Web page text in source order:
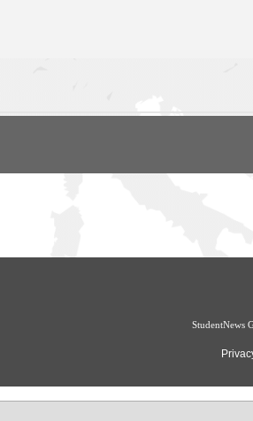
StudentNews